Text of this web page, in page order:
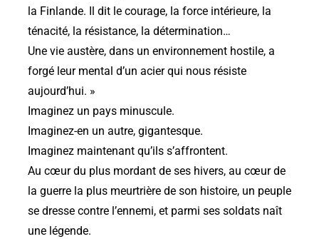
la Finlande. Il dit le courage, la force intérieure, la
ténacité, la résistance, la détermination…
Une vie austère, dans un environnement hostile, a
forgé leur mental d’un acier qui nous résiste
aujourd’hui. »
Imaginez un pays minuscule.
Imaginez-en un autre, gigantesque.
Imaginez maintenant qu’ils s’affrontent.
Au cœur du plus mordant de ses hivers, au cœur de
la guerre la plus meurtrière de son histoire, un peuple
se dresse contre l’ennemi, et parmi ses soldats naît
une légende.